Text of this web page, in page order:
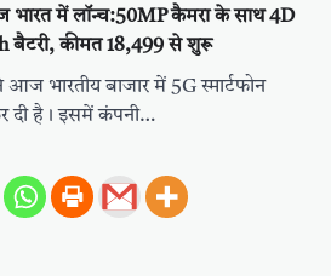
भारत में लॉन्च:50MP कैमरा के साथ 4D
बैटरी, कीमत 18,499 से शुरू
आज भारतीय बाजार में 5G स्मार्टफोन
दी है। इसमें कंपनी…